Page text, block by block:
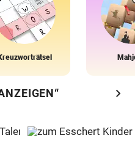
chevron_right